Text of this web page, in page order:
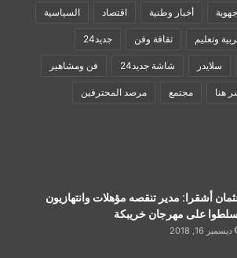
أخبار وطنية اقتصاد السياسية
وتعليم ثقافة وفن جديد24
سلايدر شاشة جديد24 فن ومشاهير
هنا مجتمع مرصد المحترفين
أشقرا: مدير تنقصه مؤهلات وانتهازيون
على مهرجان خريبكة
ديسمبر 16, 2018